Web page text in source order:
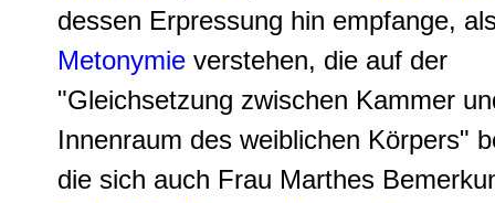
dessen Erpressung hin empfange,
Metonymie verstehen, die auf der
"Gleichsetzung zwischen Kammer
Innenraum des weiblichen Körpers"
die sich auch Frau Marthes